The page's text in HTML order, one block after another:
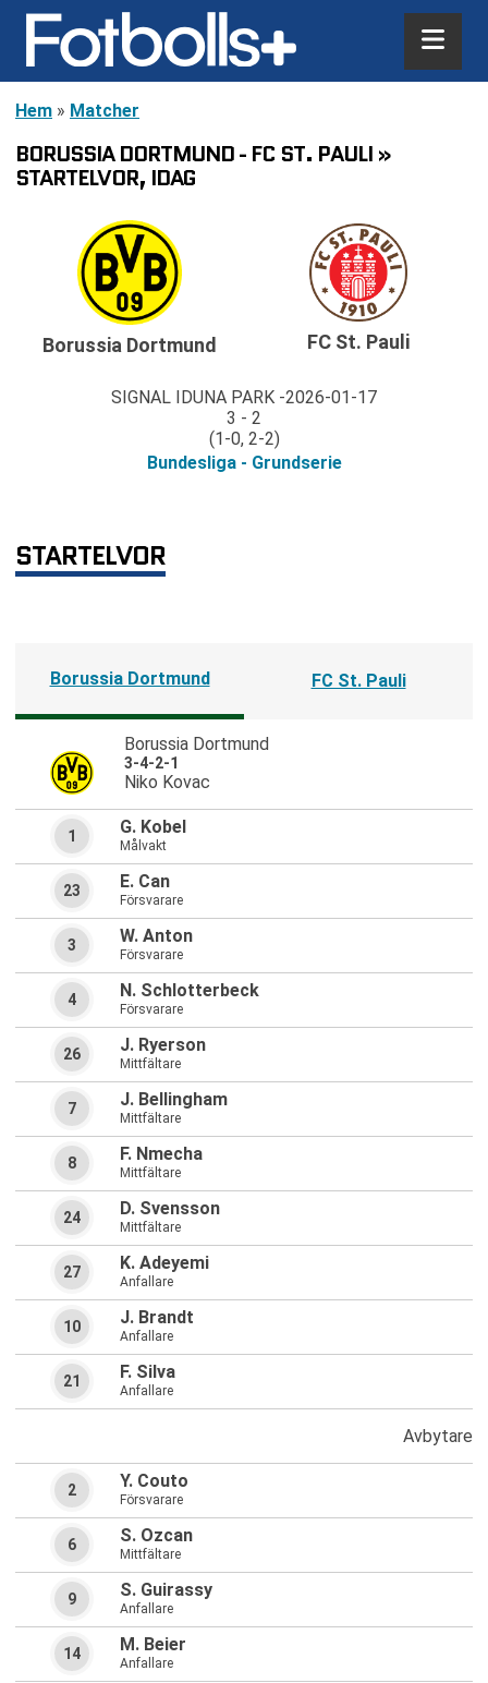
Hem » Matcher
BORUSSIA DORTMUND - FC ST. PAULI »
STARTELVOR, IDAG
Borussia Dortmund
SIGNAL IDUNA PARK 2026-01-17
3 - 2
(1-0, 2-2)
Bundesliga - Grundserie
FC St. Pauli
STARTELVOR
Borussia Dortmund FC St. Pauli
Borussia Dortmund
3-4-2-1
Niko Kovac
G. Kobel
Målvakt
1
E. Can
Försvarare
23
W. Anton
Försvarare
3
N. Schlotterbeck
Försvarare
4
J. Ryerson
Mittfältare
26
J. Bellingham
Mittfältare
7
F. Nmecha
Mittfältare
8
D. Svensson
Mittfältare
24
K. Adeyemi
Anfallare
27
J. Brandt
Anfallare
10
F. Silva
Anfallare
21
Avbytare
Y. Couto
Försvarare
2
S. Ozcan
Mittfältare
6
S. Guirassy
Anfallare
9
M. Beier
Anfallare
14